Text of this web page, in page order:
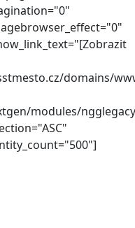
domains/
modules/